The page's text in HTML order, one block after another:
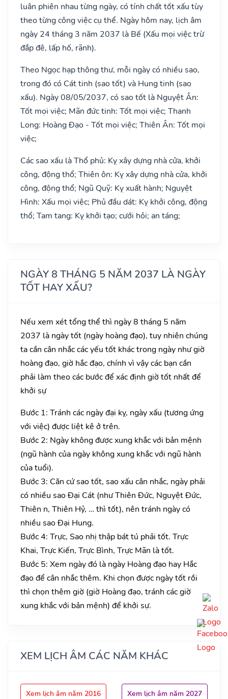
luân phiên nhau từng ngày, có tính chất tốt xấu tùy
theo từng công việc cụ thể. Ngày hôm nay, lịch âm
ngày 24 tháng 3 năm 2037 là Bế (Xấu mọi việc trừ
đắp đê, lấp hố, rãnh).
Theo Ngọc hạp thông thư, mỗi ngày có nhiều sao,
trong đó có Cát tinh (sao tốt) và Hung tinh (sao
xấu). Ngày 08/05/2037, có sao tốt là Nguyệt Ân:
Tốt mọi việc; Mãn đức tinh: Tốt mọi việc; Thanh
Long: Hoàng Đạo - Tốt mọi việc; Thiên Ân: Tốt mọi
việc;
Các sao xấu là Thổ phủ: Kỵ xây dựng nhà cửa, khởi
công, động thổ; Thiên ôn: Kỵ xây dựng nhà cửa, khởi
công, động thổ; Ngũ Quỹ: Kỵ xuất hành; Nguyệt
Hình: Xấu mọi việc; Phủ đầu dát: Kỵ khởi công, động
thổ; Tam tang: Kỵ khởi tạo; cưới hỏi; an táng;
NGÀY 8 THÁNG 5 NĂM 2037 LÀ NGÀY
TỐT HAY XẤU?
Nếu xem xét tổng thể thì ngày 8 tháng 5 năm
2037 là ngày tốt (ngày hoàng đạo), tuy nhiên chúng
ta cần cân nhắc các yếu tốt khác trong ngày như giờ
hoàng đạo, giờ hắc đạo, chính vì vậy các bạn cần
phải làm theo các bước để xác định giờ tốt nhất để
khởi sự
Bước 1: Tránh các ngày đại kỵ, ngày xấu (tương ứng
với việc) được liệt kê ở trên.
Bước 2: Ngày không được xung khắc với bản mệnh
(ngũ hành của ngày không xung khắc với ngũ hành
của tuổi).
Bước 3: Căn cứ sao tốt, sao xấu cân nhắc, ngày phải
có nhiều sao Đại Cát (như Thiên Đức, Nguyệt Đức,
Thiên n, Thiên Hỷ, … thì tốt), nên tránh ngày có
nhiều sao Đại Hung.
Bước 4: Trực, Sao nhị thập bát tú phải tốt. Trực
Khai, Trực Kiến, Trực Bình, Trực Mãn là tốt.
Bước 5: Xem ngày đó là ngày Hoàng đạo hay Hắc
đạo để cân nhắc thêm. Khi chọn được ngày tốt rồi
thì chọn thêm giờ (giờ Hoàng đạo, tránh các giờ
xung khắc với bản mệnh) để khởi sự.
XEM LỊCH ÂM CÁC NĂM KHÁC
Xem lịch âm năm 2016 Xem lịch âm năm 2027